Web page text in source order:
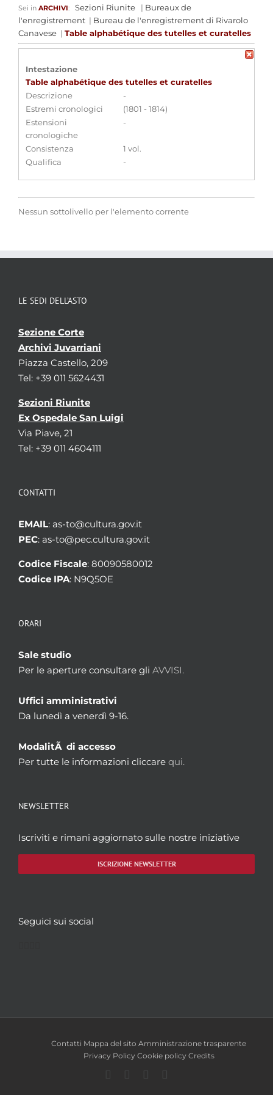
Sei in ARCHIVI: Sezioni Riunite | Bureaux de
l'enregistrement | Bureau de l'enregistrement di Rivarolo
Canavese | Table alphabétique des tutelles et curatelles
Intestazione
Table alphabétique des tutelles et curatelles
Descrizione
-
Estremi cronologici
(1801 - 1814)
Estensioni
cronologiche
-
Consistenza
1 vol.
Qualifica
-
Nessun sottolivello per l'elemento corrente
LE SEDI DELL’ASTO
Sezione Corte
Archivi Juvarriani
Piazza Castello, 209
Tel: +39 011 5624431
Sezioni Riunite
Ex Ospedale San Luigi
Via Piave, 21
Tel: +39 011 4604111
CONTATTI
EMAIL: as-to@cultura.gov.it
PEC: as-to@pec.cultura.gov.it
Codice Fiscale: 80090580012
Codice IPA: N9Q5OE
ORARI
Sale studio
Per le aperture consultare gli AVVISI.
Uffici amministrativi
Da lunedì a venerdì 9-16.
ModalitÃ di accesso
Per tutte le informazioni cliccare qui.
NEWSLETTER
Iscriviti e rimani aggiornato sulle nostre iniziative
ISCRIZIONE NEWSLETTER
Seguici sui social
Contatti Mappa del sito Amministrazione trasparente
Privacy Policy Cookie policy Credits
Facebook
TwitterYouTube